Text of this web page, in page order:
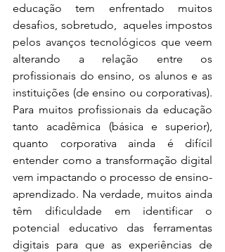
educação tem enfrentado muitos
desafios, sobretudo,  aqueles impostos
pelos avanços tecnológicos que veem
alterando a relação entre os
profissionais do ensino, os alunos e as
instituições (de ensino ou corporativas).
Para muitos profissionais da educação
tanto acadêmica (básica e superior),
quanto corporativa ainda é difícil
entender como a transformação digital
vem impactando o processo de ensino-
aprendizado. Na verdade, muitos ainda
têm dificuldade em identificar o
potencial educativo das ferramentas
digitais para que as experiências de